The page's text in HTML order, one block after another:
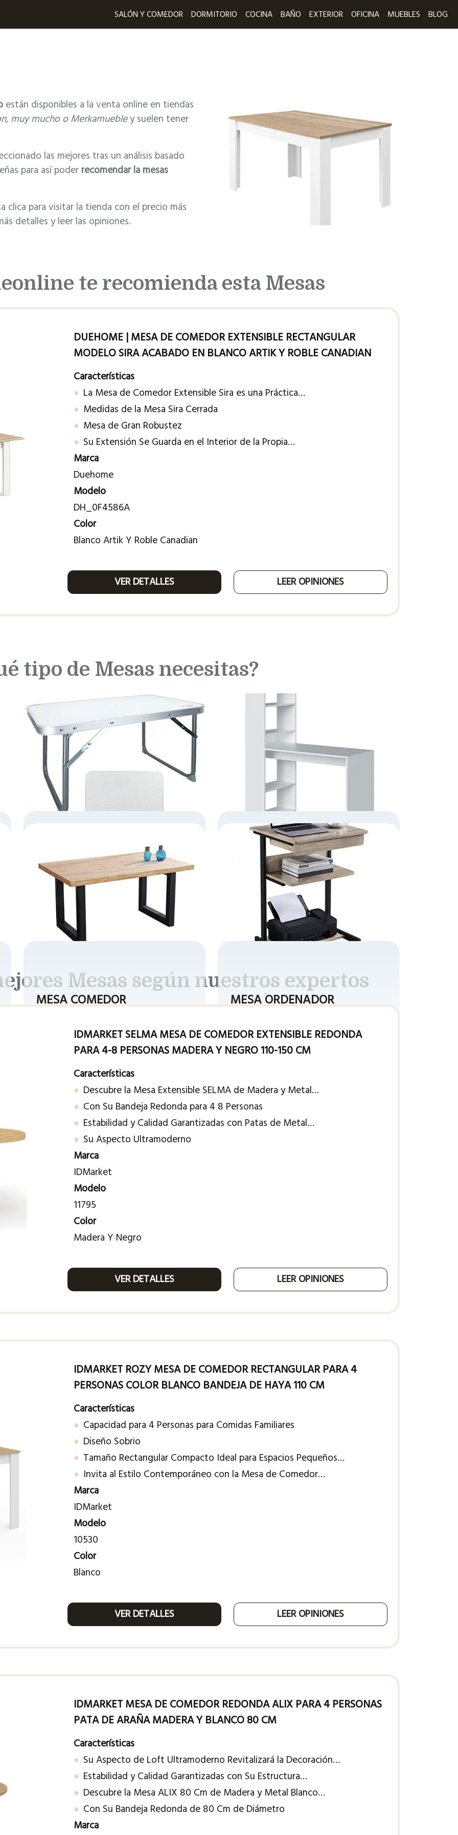
SALÓN Y COMEDOR DORMITORIO COCINA BAÑO EXTERIOR OFICINA MUEBLES BLOG
están disponibles a la venta online en tiendas
muy mucho o Merkamuebley suelen tener
las mejores tras un análisis basado
para así poder recomendar la mesas
clica para visitar la tienda con el precio más
detalles y leer las opiniones.
te recomienda esta Mesas
DUEHOME | MESA DE COMEDOR EXTENSIBLE RECTANGULAR
MODELO SIRA ACABADO EN BLANCO ARTIK Y ROBLE CANADIAN
Características
La Mesa de Comedor Extensible Sira es una Práctica…
Medidas de la Mesa Sira Cerrada
Mesa de Gran Robustez
Su Extensión Se Guarda en el Interior de la Propia…
Marca
Duehome
Modelo
DH_0F4586A
Color
Blanco Artik Y Roble Canadian
VER DETALLES LEER OPINIONES
tipo de Mesas necesitas?
MESA PLEGABLE MESA ESCRITORIO
MESA COMEDOR MESA ORDENADOR
Mesas según nuestros expertos
IDMARKET SELMA MESA DE COMEDOR EXTENSIBLE REDONDA
PARA 4-8 PERSONAS MADERA Y NEGRO 110-150 CM
Características
Descubre la Mesa Extensible SELMA de Madera y Metal…
Con Su Bandeja Redonda para 4 8 Personas
Estabilidad y Calidad Garantizadas con Patas de Metal…
Su Aspecto Ultramoderno
Marca
IDMarket
Modelo
11795
Color
Madera Y Negro
VER DETALLES LEER OPINIONES
IDMARKET ROZY MESA DE COMEDOR RECTANGULAR PARA 4
PERSONAS COLOR BLANCO BANDEJA DE HAYA 110 CM
Características
Capacidad para 4 Personas para Comidas Familiares
Diseño Sobrio
Tamaño Rectangular Compacto Ideal para Espacios Pequeños…
Invita al Estilo Contemporáneo con la Mesa de Comedor…
Marca
IDMarket
Modelo
10530
Color
Blanco
VER DETALLES LEER OPINIONES
IDMARKET MESA DE COMEDOR REDONDA ALIX PARA 4 PERSONAS
PATA DE ARAÑA MADERA Y BLANCO 80 CM
Características
Su Aspecto de Loft Ultramoderno Revitalizará la Decoración…
Estabilidad y Calidad Garantizadas con Su Estructura…
Descubre la Mesa ALIX 80 Cm de Madera y Metal Blanco…
Con Su Bandeja Redonda de 80 Cm de Diámetro
Marca